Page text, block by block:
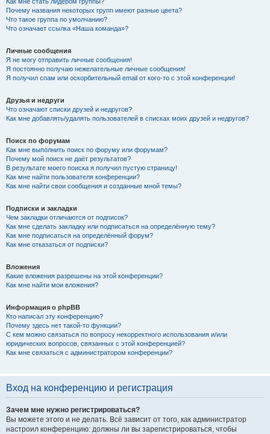
Почему названия некоторых групп имеют разные цвета?
Что такое группа по умолчанию?
Что означает ссылка «Наша команда»?
Личные сообщения
Я не могу отправить личные сообщения!
Я постоянно получаю нежелательные личные сообщения!
Я получил спам или оскорбительный email от кого-то с этой конференции!
Друзья и недруги
Что означают списки друзей и недругов?
Как мне добавлять/удалять пользователей в списках моих друзей и недругов?
Поиск по форумам
Как мне выполнить поиск по форуму или форумам?
Почему мой поиск не даёт результатов?
В результате моего поиска я получил пустую страницу!
Как мне найти пользователя конференции?
Как мне найти свои сообщения и созданные мной темы?
Подписки и закладки
Чем закладки отличаются от подписок?
Как мне сделать закладку или подписаться на определённую тему?
Как мне подписаться на определённый форум?
Как мне отказаться от подписки?
Вложения
Какие вложения разрешены на этой конференции?
Как мне найти мои вложения?
Информация о phpBB
Кто написал эту конференцию?
Почему здесь нет такой-то функции?
С кем можно связаться по вопросу некорректного использования и/или
юридических вопросов, связанных с этой конференцией?
Как мне связаться с администратором конференции?
Вход на конференцию и регистрация
Зачем мне нужно регистрироваться?
Вы можете этого и не делать. Всё зависит от того, как администратор
настроил конференцию: должны ли вы зарегистрироваться, чтобы